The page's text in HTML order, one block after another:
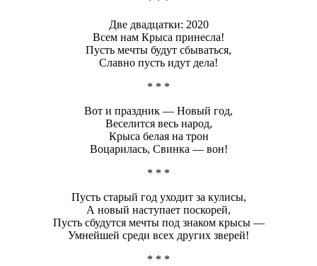
Две двадцатки: 2020
Всем нам Крыса принесла!
Пусть мечты будут сбываться,
Славно пусть идут дела!
* * *
Вот и праздник — Новый год,
Веселится весь народ,
Крыса белая на трон
Воцарилась, Свинка — вон!
* * *
Пусть старый год уходит за кулисы,
А новый наступает поскорей,
Пусть сбудутся мечты под знаком крысы —
Умнейшей среди всех других зверей!
* * *